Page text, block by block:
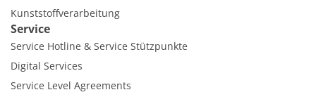
Kunststoffverarbeitung
Service
Service Hotline & Service Stützpunkte
Digital Services
Service Level Agreements